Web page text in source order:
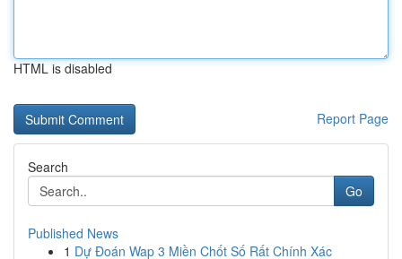
HTML is disabled
Report Page
Search
Go
Published News
1 Dự Đoán Wap 3 Miền Chốt Số Rất Chính Xác